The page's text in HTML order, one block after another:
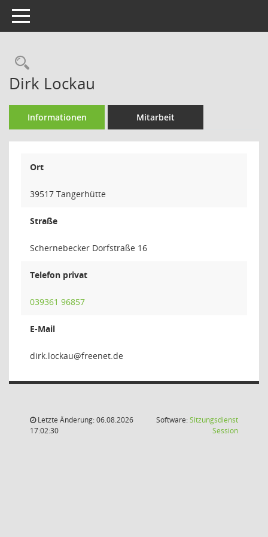
Toggle navigation
Rechercheauswahl
Dirk Lockau
Informationen Mitarbeit
Ort
39517 Tangerhütte
Straße
Schernebecker Dorfstraße 16
Telefon privat
039361 96857
E-Mail
uakco
Letzte Änderung: 06.08.2026
17:02:30
Software:Sitzungsdienst
Session(Wird in